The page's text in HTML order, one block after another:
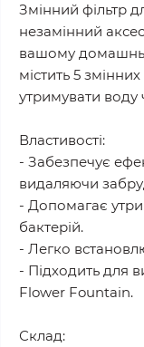
Змінний фільтр
незамінний
вашому
містить 5
утримувати воду
Властивості:
- Забезпечує
видаляючи
- Допомагає
бактерій.
- Легко
- Підходить для
Flower Fountain.
Склад: